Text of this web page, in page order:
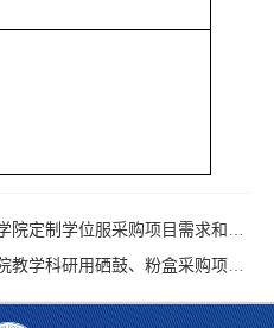
制学位服采购项目需求和结果公示表
用硒鼓、粉盒采购项目需求和结果公示表